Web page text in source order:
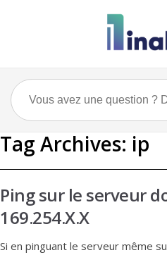
Tag Archives: ip
Ping sur le serveur
169.254.X.X
Si en pinguant le serveur même